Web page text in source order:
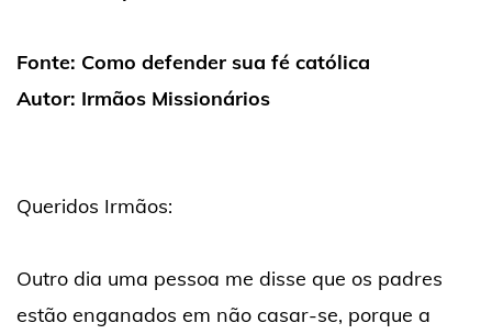
Fonte: Como defender sua fé católica
Autor: Irmãos Missionários
Queridos Irmãos:
Outro dia uma pessoa me disse que os padres
estão enganados em não casar-se, porque a